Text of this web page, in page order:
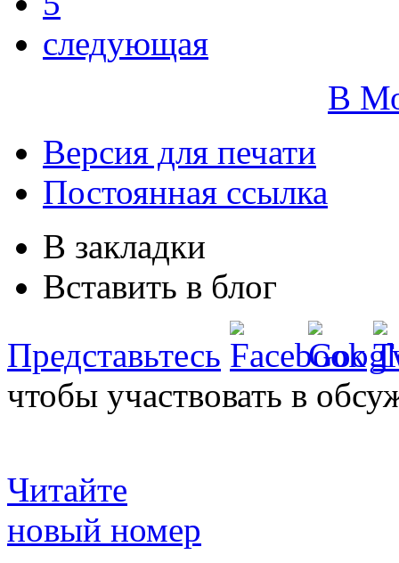
следующая
В
Версия для печати
Постоянная ссылка
В закладки
Вставить в блог
Представьтесь
чтобы участвовать в
Читайте
новый номер